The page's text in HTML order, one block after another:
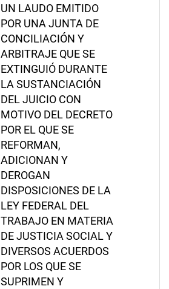
UN LAUDO EMITIDO
POR UNA JUNTA DE
CONCILIACIÓN Y
ARBITRAJE QUE SE
EXTINGUIÓ DURANTE
LA SUSTANCIACIÓN
DEL JUICIO CON
MOTIVO DEL DECRETO
POR EL QUE SE
REFORMAN,
ADICIONAN Y
DEROGAN
DISPOSICIONES DE LA
LEY FEDERAL DEL
TRABAJO EN MATERIA
DE JUSTICIA SOCIAL Y
DIVERSOS ACUERDOS
POR LOS QUE SE
SUPRIMEN Y